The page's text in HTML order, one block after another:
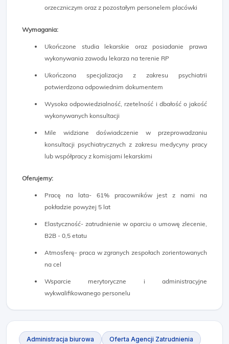
orzeczniczym oraz z pozostałym personelem placówki
Wymagania:
Ukończone studia lekarskie oraz posiadanie prawa
wykonywania zawodu lekarza na terenie RP
Ukończona specjalizacja z zakresu psychiatrii
potwierdzona odpowiednim dokumentem
Wysoka odpowiedzialność, rzetelność i dbałość o jakość
wykonywanych konsultacji
Mile widziane doświadczenie w przeprowadzaniu
konsultacji psychiatrycznych z zakresu medycyny pracy
lub współpracy z komisjami lekarskimi
Oferujemy:
Pracę na lata- 61% pracowników jest z nami na
pokładzie powyżej 5 lat
Elastyczność- zatrudnienie w oparciu o umowę zlecenie,
B2B - 0,5 etatu
Atmosferę- praca w zgranych zespołach zorientowanych
na cel
Wsparcie merytoryczne i administracyjne
wykwalifikowanego personelu
Administracja biurowa Oferta Agencji Zatrudnienia